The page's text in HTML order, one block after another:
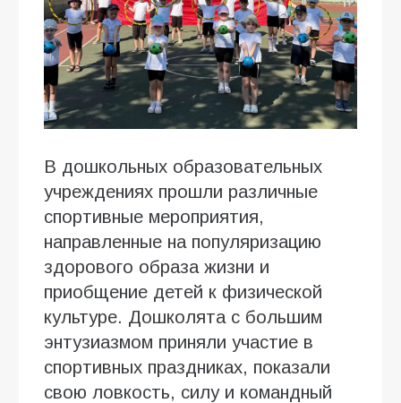
В дошкольных образовательных
учреждениях прошли различные
спортивные мероприятия,
направленные на популяризацию
здорового образа жизни и
приобщение детей к физической
культуре. Дошколята с большим
энтузиазмом приняли участие в
спортивных праздниках, показали
свою ловкость, силу и командный